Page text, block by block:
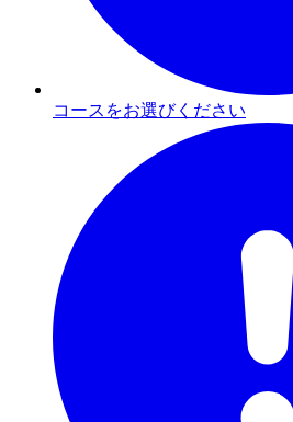
コースをお選びください